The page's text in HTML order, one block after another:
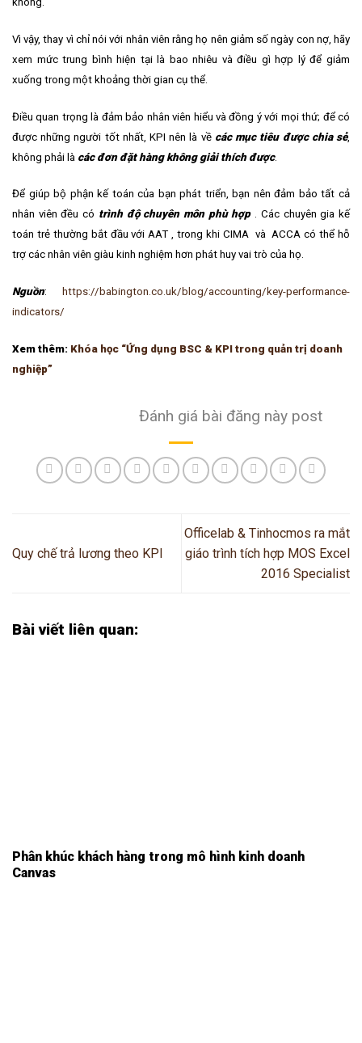
Vì vậy, thay vì chỉ nói với nhân viên rằng họ nên giảm số ngày con nợ, hãy
xem mức trung bình hiện tại là bao nhiêu và điều gì hợp lý để giảm
xuống trong một khoảng thời gian cụ thể.
Điều quan trọng là đảm bảo nhân viên hiểu và đồng ý với mọi thứ; để có
được những người tốt nhất, KPI nên là về các mục tiêu được chia sẻ,
không phải là các đơn đặt hàng không giải thích được.
Để giúp bộ phận kế toán của bạn phát triển, bạn nên đảm bảo tất cả
nhân viên đềucó trình độ chuyên môn phù hợp. Các chuyên gia kế
toán trẻ thường bắt đầu vớiAAT , trong khi CIMAvàACCA có thể hỗ
trợ các nhân viên giàu kinh nghiệm hơn phát huy vai trò của họ.
Nguồn:
https://babington.co.uk/blog/accounting/key-performance-
indicators/
Xem thêm: Khóa học “Ứng dụng BSC & KPI trong quản trị doanh
nghiệp”
Đánh giá bài đăng này post
Quy chế trả lương theo KPI
Officelab & Tinhocmos ra mắt
giáo trình tích hợp MOS Excel
2016 Specialist
Bài viết liên quan:
Phân khúc khách hàng trong mô hình kinh doanh
Canvas